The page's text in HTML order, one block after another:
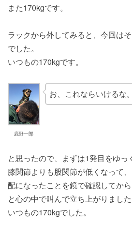
また170kgです。
ラックから外してみると、今回は
でした。
いつもの170kgです。
鹿野一郎
お、これならいけるな。
と思ったので、まずは1発目をゆっ
膝関節よりも股関節が低くなって
配になったことを鏡で確認してか
と心の中で叫んで立ち上がりました
いつもの170kgでした。